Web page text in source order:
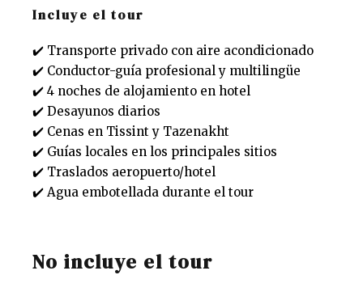
Incluye el tour
✔️ Transporte privado con aire acondicionado
✔️ Conductor-guía profesional y multilingüe
✔️ 4 noches de alojamiento en hotel
✔️ Desayunos diarios
✔️ Cenas en Tissint y Tazenakht
✔️ Guías locales en los principales sitios
✔️ Traslados aeropuerto/hotel
✔️ Agua embotellada durante el tour
No incluye el tour